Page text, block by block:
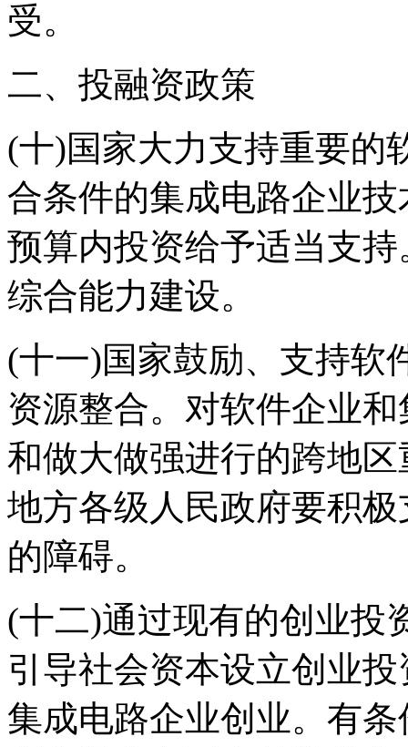
受。
二、投融资政策
(十)国家大力支持重要的
合条件的集成电路企业
预算内投资给予适当支
综合能力建设。
(十一)国家鼓励、支持软
资源整合。对软件企业
和做大做强进行的跨地
地方各级人民政府要积
的障碍。
(十二)通过现有的创业投
引导社会资本设立创业
集成电路企业创业。有